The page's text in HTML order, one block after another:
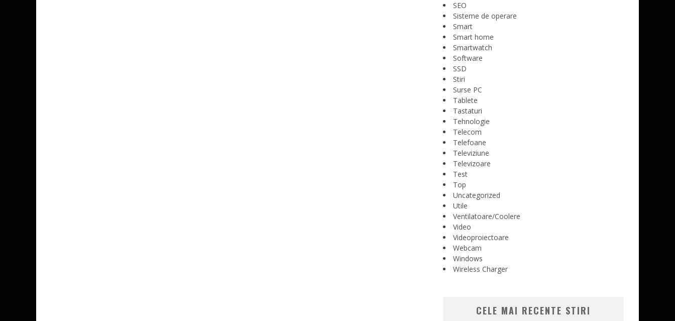
SEO
Sisteme de operare
Smart
Smart home
Smartwatch
Software
SSD
Stiri
Surse PC
Tablete
Tastaturi
Tehnologie
Telecom
Telefoane
Televiziune
Televizoare
Test
Top
Uncategorized
Utile
Ventilatoare/Coolere
Video
Videoproiectoare
Webcam
Windows
Wireless Charger
CELE MAI RECENTE STIRI